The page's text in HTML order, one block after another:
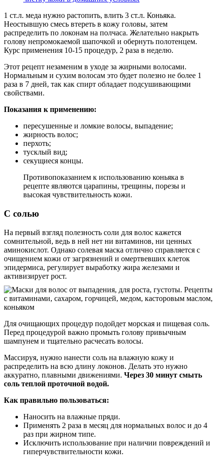
1 ст.л. меда нужно растопить, влить 3 ст.л. Коньяка.
Неостывшую смесь втереть в кожу головы, затем
распределить по локонам на полчаса. Желательно накрыть
голову непромокаемой шапочкой и обернуть полотенцем.
Курс применения 10-15 процедур, 2 раза в неделю.
Этот рецепт незаменим в уходе за жирными волосами.
Нормальным и сухим волосам это будет полезно не более 1
раза в 7 дней, так как спирт обладает подсушивающими
свойствами.
Показания к применению:
пересушенные и ломкие волосы, выпадение;
жирность волос;
перхоть;
тусклый вид;
секущиеся концы.
Противопоказанием к использованию коньяка в
рецепте являются царапины, трещины, порезы и
высокая чувствительность кожи.
С солью
На первый взгляд полезность соли для волос кажется
сомнительной, ведь в ней нет ни витаминов, ни ценных
аминокислот. Однако солевая маска отлично справляется с
очищением кожи от загрязнений и омертвевших клеток
эпидермиса, регулирует выработку жира железами и
активизирует рост.
Для очищающих процедур подойдет морская и пищевая соль.
Перед процедурой важно промыть голову привычным
шампунем и тщательно расчесать волосы.
Массируя, нужно нанести соль на влажную кожу и
распределить на всю длину локонов. Делать это нужно
аккуратно, плавными движениями. Через 30 минут смыть
соль теплой проточной водой.
Как правильно пользоваться:
Наносить на влажные пряди.
Применять 2 раза в месяц для нормальных волос и до 4
раз при жирном типе.
Исключить использование при наличии повреждений и
гиперчувствительности кожи.